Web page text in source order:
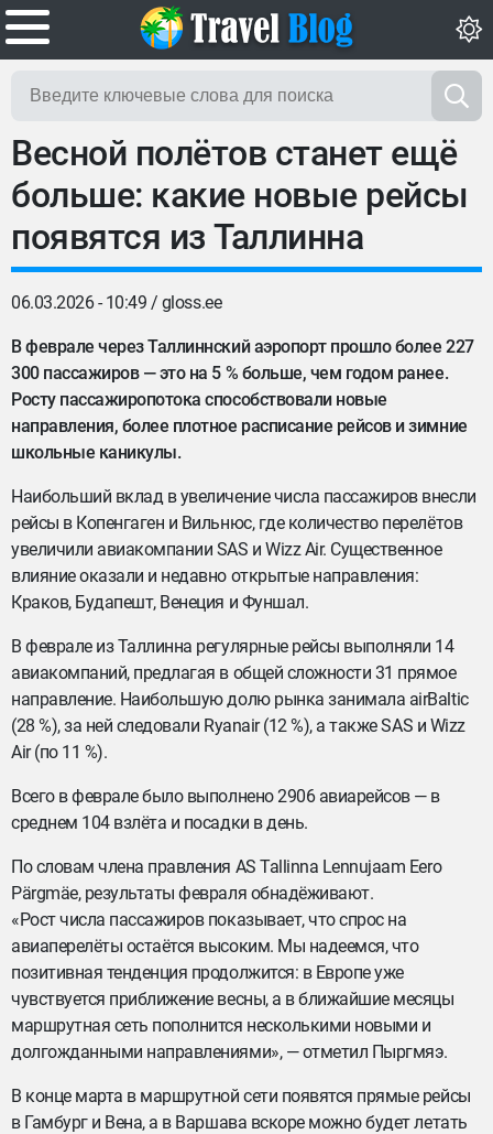
Весной полётов станет ещё
больше: какие новые рейсы
появятся из Таллинна
06.03.2026 - 10:49 / gloss.ee
В феврале через Таллиннский аэропорт прошло более 227
300 пассажиров — это на 5 % больше, чем годом ранее.
Росту пассажиропотока способствовали новые
направления, более плотное расписание рейсов и зимние
школьные каникулы.
Наибольший вклад в увеличение числа пассажиров внесли
рейсы в Копенгаген и Вильнюс, где количество перелётов
увеличили авиакомпании SAS и Wizz Air. Существенное
влияние оказали и недавно открытые направления:
Краков, Будапешт, Венеция и Фуншал.
В феврале из Таллинна регулярные рейсы выполняли 14
авиакомпаний, предлагая в общей сложности 31 прямое
направление. Наибольшую долю рынка занимала airBaltic
(28 %), за ней следовали Ryanair (12 %), а также SAS и Wizz
Air (по 11 %).
Всего в феврале было выполнено 2906 авиарейсов — в
среднем 104 взлёта и посадки в день.
По словам члена правления AS Tallinna Lennujaam Eero
Pärgmäe, результаты февраля обнадёживают.
«Рост числа пассажиров показывает, что спрос на
авиаперелёты остаётся высоким. Мы надеемся, что
позитивная тенденция продолжится: в Европе уже
чувствуется приближение весны, а в ближайшие месяцы
маршрутная сеть пополнится несколькими новыми и
долгожданными направлениями», — отметил Пыргмяэ.
В конце марта в маршрутной сети появятся прямые рейсы
в Гамбург и Вена, а в Варшава вскоре можно будет летать